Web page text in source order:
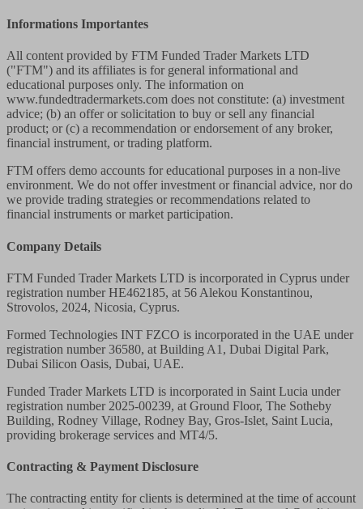
Informations Importantes
All content provided by FTM Funded Trader Markets LTD
("FTM") and its affiliates is for general informational and
educational purposes only. The information on
www.fundedtradermarkets.com does not constitute: (a) investment
advice; (b) an offer or solicitation to buy or sell any financial
product; or (c) a recommendation or endorsement of any broker,
financial instrument, or trading platform.
FTM offers demo accounts for educational purposes in a non-live
environment. We do not offer investment or financial advice, nor do
we provide trading strategies or recommendations related to
financial instruments or market participation.
Company Details
FTM Funded Trader Markets LTD is incorporated in Cyprus under
registration number HE462185, at 56 Alekou Konstantinou,
Strovolos, 2024, Nicosia, Cyprus.
Formed Technologies INT FZCO is incorporated in the UAE under
registration number 36580, at Building A1, Dubai Digital Park,
Dubai Silicon Oasis, Dubai, UAE.
Funded Trader Markets LTD is incorporated in Saint Lucia under
registration number 2025-00239, at Ground Floor, The Sotheby
Building, Rodney Village, Rodney Bay, Gros-Islet, Saint Lucia,
providing brokerage services and MT4/5.
Contracting & Payment Disclosure
The contracting entity for clients is determined at the time of account